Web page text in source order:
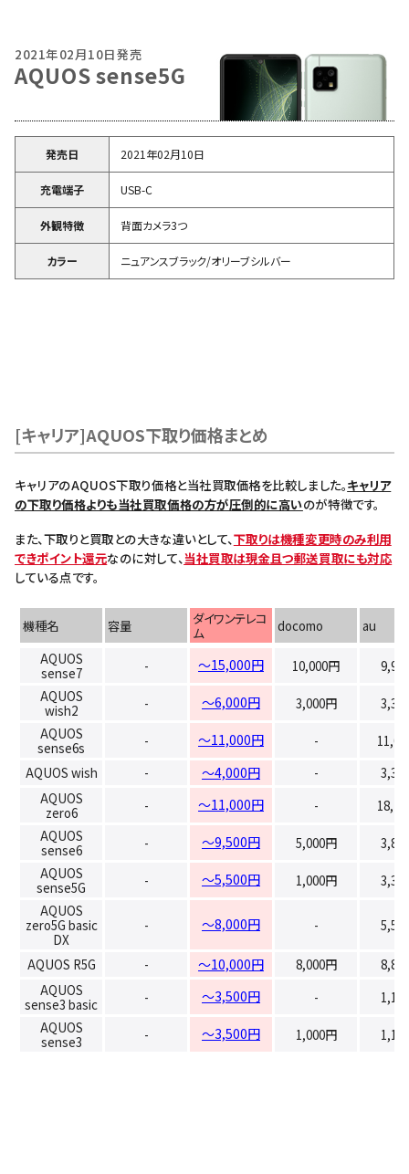
2021年02月10日発売
AQUOS sense5G
発売日 2021年02月10日
充電端子 USB-C
外観特徴 背面カメラ3つ
カラー ニュアンスブラック/オリーブシルバー
[キャリア]AQUOS下取り価格まとめ
キャリアのAQUOS下取り価格と当社買取価格を比較しました。キャリア
の下取り価格よりも当社買取価格の方が圧倒的に高いのが特徴です。
また、下取りと買取との大きな違いとして、下取りは機種変更時のみ利用
できポイント還元なのに対して、当社買取は現金且つ郵送買取にも対応
している点です。
機種名 容量
ダイワンテレコ
ム
docomo
au
AQUOS
sense7
- ～15,000円 10,000円
AQUOS
wish2
- ～6,000円 3,000円
AQUOS
sense6s
- ～11,000円 -
AQUOS wish
- ～4,000円 -
AQUOS
zero6
- ～11,000円 -
AQUOS
sense6
- ～9,500円 5,000円
AQUOS
sense5G
- ～5,500円 1,000円
AQUOS
zero5G basic
DX
- ～8,000円 -
AQUOS R5G - ～10,000円 8,000円
AQUOS
sense3 basic
- ～3,500円 -
AQUOS
sense3
- ～3,500円 1,000円